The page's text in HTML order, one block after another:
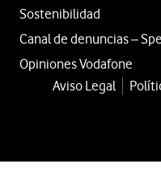
Sostenibilidad
Canal de denuncias –
Opiniones Vodafone
Aviso Legal